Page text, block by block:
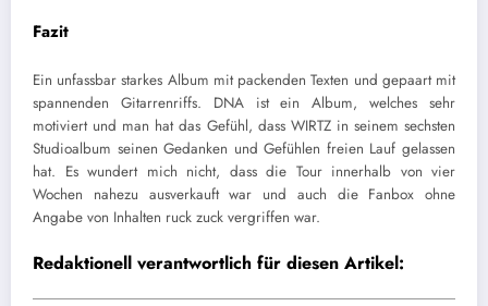
Fazit
Ein unfassbar starkes Album mit packenden Texten und gepaart mit
spannenden Gitarrenriffs. DNA ist ein Album, welches sehr
motiviert und man hat das Gefühl, dass WIRTZ in seinem sechsten
Studioalbum seinen Gedanken und Gefühlen freien Lauf gelassen
hat. Es wundert mich nicht, dass die Tour innerhalb von vier
Wochen nahezu ausverkauft war und auch die Fanbox ohne
Angabe von Inhalten ruck zuck vergriffen war.
Redaktionell verantwortlich für diesen Artikel: